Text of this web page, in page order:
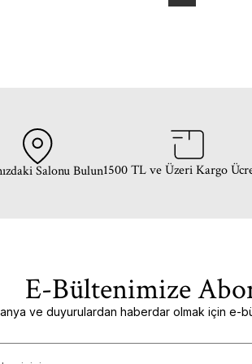
Salonu Bulun1500 TL ve Üzeri Kargo
E-Bültenimize
ve duyurulardan haberdar olmak için e-